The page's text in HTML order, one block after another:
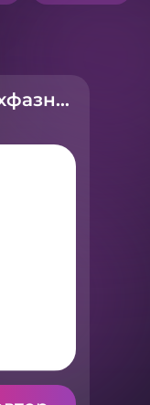
PULANNA – уникальная двухфазная косметика